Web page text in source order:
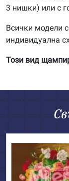
3 нишки) или с
Всички модели
индивидуална
Този вид